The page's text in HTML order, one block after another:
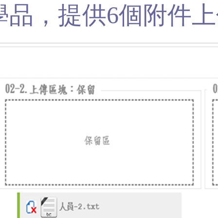
品，提供6個附件